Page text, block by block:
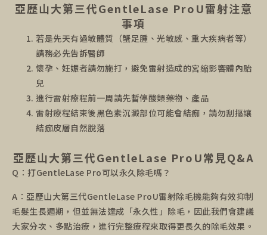
亞歷山大第三代GentleLase ProU雷射注意
事項
若是先天有過敏體質（蟹足腫、光敏感、重大疾病者等）
請務必先告訴醫師
懷孕、妊娠者請勿施打，避免雷射造成的宮縮影響體內胎
兒
進行雷射療程前一周請先暫停酸類藥物、產品
雷射療程結束後黑色素沉澱部位可能會結痂，請勿刮摳讓
結痂皮層自然脫落
亞歷山大第三代GentleLase ProU常見Q&A
Q：打GentleLase Pro可以永久除毛嗎？
A：亞歷山大第三代GentleLase ProU雷射除毛機能夠有效抑制
毛髮生長週期，但並無法達成「永久性」除毛，因此我們會建議
大家分次、多點治療，進行完整療程來取得更長久的除毛效果。